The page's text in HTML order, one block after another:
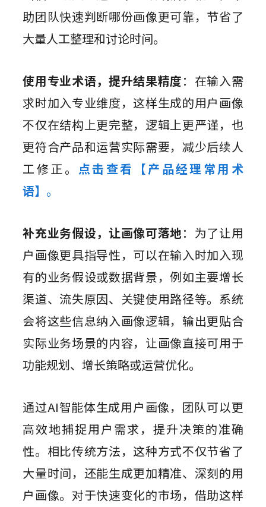
助团队快速判断哪份画像更可靠，节省了
大量人工整理和讨论时间。
使用专业术语，提升结果精度：在输入需
求时加入专业维度，这样生成的用户画像
不仅在结构上更完整，逻辑上更严谨，也
更符合产品和运营实际需要，减少后续人
工修正。 点击查看【产品经理常用术
语】 。
补充业务假设，让画像可落地：为了让用
户画像更具指导性，可以在输入时加入现
有的业务假设或数据背景，例如主要增长
渠道、流失原因、关键使用路径等。系统
会将这些信息纳入画像逻辑，输出更贴合
实际业务场景的内容，让画像直接可用于
功能规划、增长策略或运营优化。
通过AI智能体生成用户画像，团队可以更
高效地捕捉用户需求，提升决策的准确
性。相比传统方法，这种方式不仅节省了
大量时间，还能生成更加精准、深刻的用
户画像。对于快速变化的市场，借助这样